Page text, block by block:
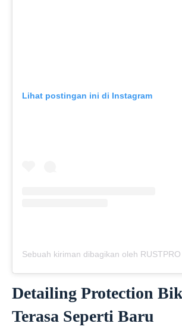
Lihat postingan ini di Instagram
Detailing Protection
Terasa Seperti Baru